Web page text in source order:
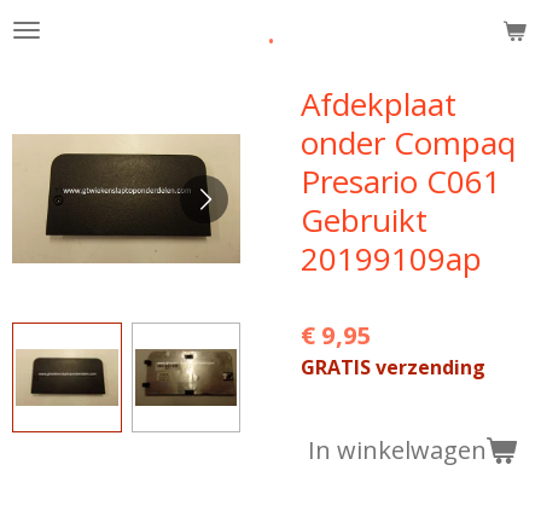
Ga
hoofdinhoud
.
Afdekplaat
onder Compaq
Presario C061
Gebruikt
20199109ap
€ 9,95
GRATIS verzending
In winkelwagen